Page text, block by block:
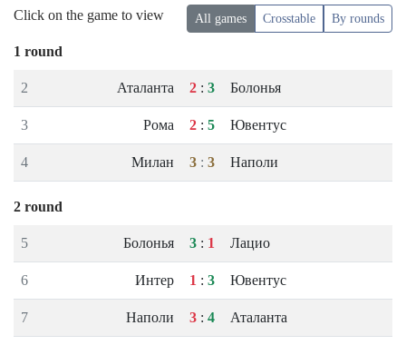
All games Crosstable By rounds
Click on the game to view
1 round
2 Аталанта 2 : 3 Болонья
3 Рома 2 : 5 Ювентус
4 Милан 3 : 3 Наполи
2 round
5 Болонья 3 : 1 Лацио
6 Интер 1 : 3 Ювентус
7 Наполи 3 : 4 Аталанта